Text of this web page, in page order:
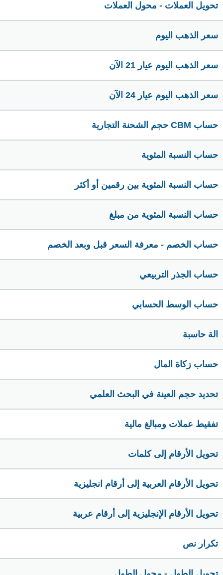
تحويل العملات - محول العملات
سعر الذهب اليوم
سعر الذهب اليوم عيار 21 الآن
سعر الذهب اليوم عيار 24 الآن
حساب CBM حجم الشحنة التجارية
حساب النسبة المئوية
حساب النسبة المئوية بين رقمين أو أكثر
حساب النسبة المئوية من مبلغ
حساب الخصم - معرفة السعر قبل وبعد الخصم
حساب الجذر التربيعي
حساب الوسط الحسابي
الة حاسبة
حساب زكاة المال
تحديد حجم العينة في البحث العلمي
تفقيط عملات ومبالغ مالية
تحويل الأرقام إلى كلمات
تحويل الأرقام العربية إلى أرقام انجليزية
تحويل الأرقام الإنجليزية إلى أرقام عربية
تكرار نص